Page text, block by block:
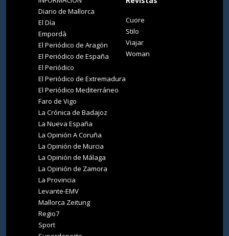
Diario de Mallorca
El Día
Empordà
El Periódico de Aragón
El Periódico de España
El Periódico
El Periódico de Extremadura
El Periódico Mediterráneo
Faro de Vigo
La Crónica de Badajoz
La Nueva España
La Opinión A Coruña
La Opinión de Murcia
La Opinión de Málaga
La Opinión de Zamora
La Provincia
Levante-EMV
Mallorca Zeitung
Regio7
Sport
Cuore
Stilo
Viajar
Woman